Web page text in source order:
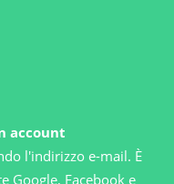
account
l'indirizzo e-mail. È
Google, Facebook e